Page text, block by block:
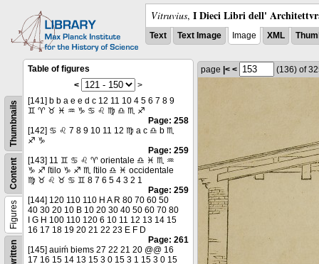
Vitruvius, I Dieci Libri dell'
Text Text Image Image XML
Figures
Content
Thumbnails
Table of figures
<
>
[141] b b a e e d c 12 11 10 4 5 6 7 8 9
♊ ♈ ♉ ♓ ♒ ♑ ♋ ♌ ♍ ♎ ♏ ♐
Page: 258
[142] ♋ ♌ 7 8 9 10 11 12 ♍ a c ♎ b ♏
♐ ♑
Page: 259
[143] 11 ♊ ♋ ♌ ♈ orientale ♎ ♓ ♏ ♒
♑ ♐ ſtilo ♑ ♐ ♏ ſtilo ♎ ♓ occidentale
♍ ♉ ♌ ♉ ♋ ♊ 8 7 6 5 4 3 2 1
Page: 259
[144] 120 110 110 H A R 80 70 60 50
40 30 20 10 B 10 20 30 40 50 60 70 80
I G H 100 110 120 6 10 11 12 13 14 15
16 17 18 19 20 21 22 23 E F D
Page: 261
[145] auiḿ biems 27 22 21 20 @@ 16
17 16 15 14 13 15 3 0 15 3 1 15 3 0 15
page |< < (136) of